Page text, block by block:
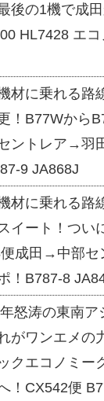
後の1機で成
HL7428 エ
材に乗れる路
！B77Wから
ントレア→羽
9 JA868J
材に乗れる路
イート！つい
成田→中部セ
！B787-8
年怒涛の東南
がワンエメの
クエコノミー
！CX542便